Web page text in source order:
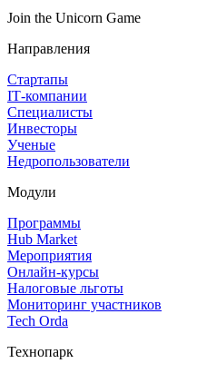
Join the Unicorn Game
Направления
Стартапы
IT‑компании
Специалисты
Инвесторы
Ученые
Недропользователи
Модули
Программы
Hub Market
Мероприятия
Онлайн‑курсы
Налоговые льготы
Мониторинг участников
Tech Orda
Технопарк